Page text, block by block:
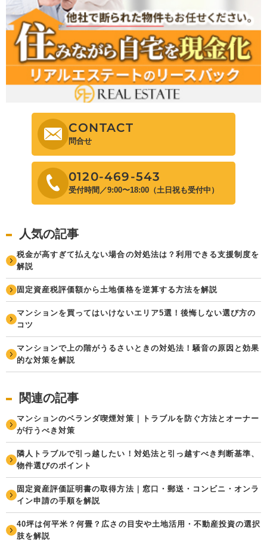
CONTACT
問合せ
0120-469-543
受付時間／9:00〜18:00（土日祝も受付中）
人気の記事
税金が高すぎて払えない場合の対処法は？利用できる支援制度を
解説
固定資産税評価額から土地価格を逆算する方法を解説
マンションを買ってはいけないエリア5選！後悔しない選び方の
コツ
マンションで上の階がうるさいときの対処法！騒音の原因と効果
的な対策を解説
関連の記事
マンションのベランダ喫煙対策｜トラブルを防ぐ方法とオーナー
が行うべき対策
隣人トラブルで引っ越したい！対処法と引っ越すべき判断基準、
物件選びのポイント
固定資産評価証明書の取得方法｜窓口・郵送・コンビニ・オンラ
イン申請の手順を解説
40坪は何平米？何畳？広さの目安や土地活用・不動産投資の選択
肢を解説